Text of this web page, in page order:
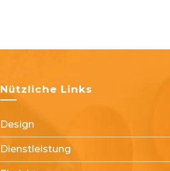
Nützliche Links
Design
Dienstleistung